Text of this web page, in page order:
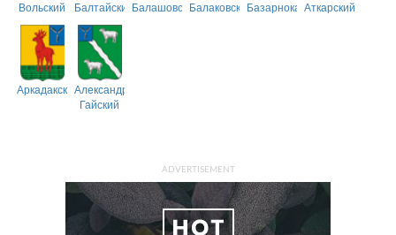
Вольский БалтайскийБалашовскийБалаковскийБазарнокарабулакский
Аткарский
АркадакскийАлександрово-
Гайский
ADVERTISEMENT